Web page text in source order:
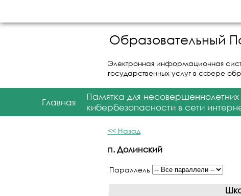
Образовательный
Электронная информационная
государственных услуг в сфере
Главная
Памятка для
кибербезопасности в сети
<< Назад
п. Долинский
Параллель